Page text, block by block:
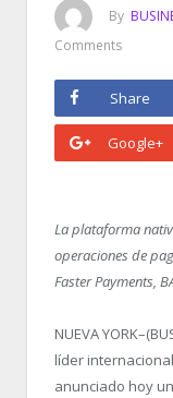
By
Comments
Share
Google+
La plataforma
operaciones de
Faster Payments,
NUEVA
líder
anunciado hoy